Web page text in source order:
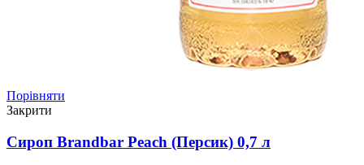
Порівняти
Закрити
Сироп Brandbar Peach (Персик) 0,7 л